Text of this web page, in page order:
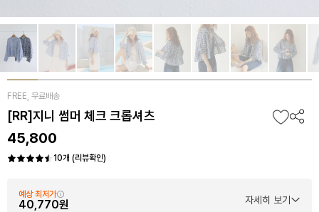
FREE, 무료배송
[RR]지니 썸머 체크 크롭셔츠
45,800
10개 (리뷰확인)
예상 최저가
40,770원 자세히 보기